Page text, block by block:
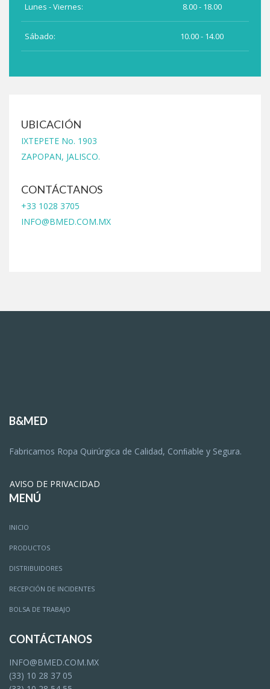
Lunes - Viernes: 8.00 - 18.00
Sábado: 10.00 - 14.00
UBICACIÓN
IXTEPETE No. 1903
ZAPOPAN, JALISCO.
CONTÁCTANOS
+33 1028 3705
INFO@BMED.COM.MX
B&MED
Fabricamos Ropa Quirúrgica de Calidad, Conﬁable y Segura.
AVISO DE PRIVACIDAD
MENÚ
INICIO
PRODUCTOS
DISTRIBUIDORES
RECEPCIÓN DE INCIDENTES
BOLSA DE TRABAJO
CONTÁCTANOS
INFO@BMED.COM.MX
(33) 10 28 37 05